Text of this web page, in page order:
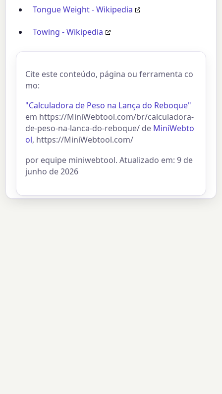
Tongue Weight - Wikipedia
Towing - Wikipedia
Cite este conteúdo, página ou ferramenta co
mo:
"Calculadora de Peso na Lança do Reboque"
em https://MiniWebtool.com/br/calculadora-
de-peso-na-lanca-do-reboque/ de MiniWebto
ol, https://MiniWebtool.com/
por equipe miniwebtool. Atualizado em: 9 de
junho de 2026